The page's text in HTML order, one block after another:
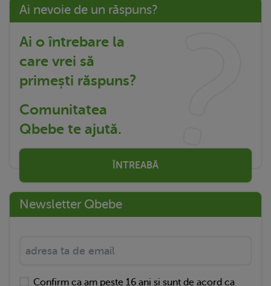
Ai nevoie de un răspuns?
Ai o întrebare la
care vrei să
primești răspuns?
Comunitatea
Qbebe te ajută.
ÎNTREABĂ
Newsletter Qbebe
Confirm ca am peste 16 ani si sunt de acord ca